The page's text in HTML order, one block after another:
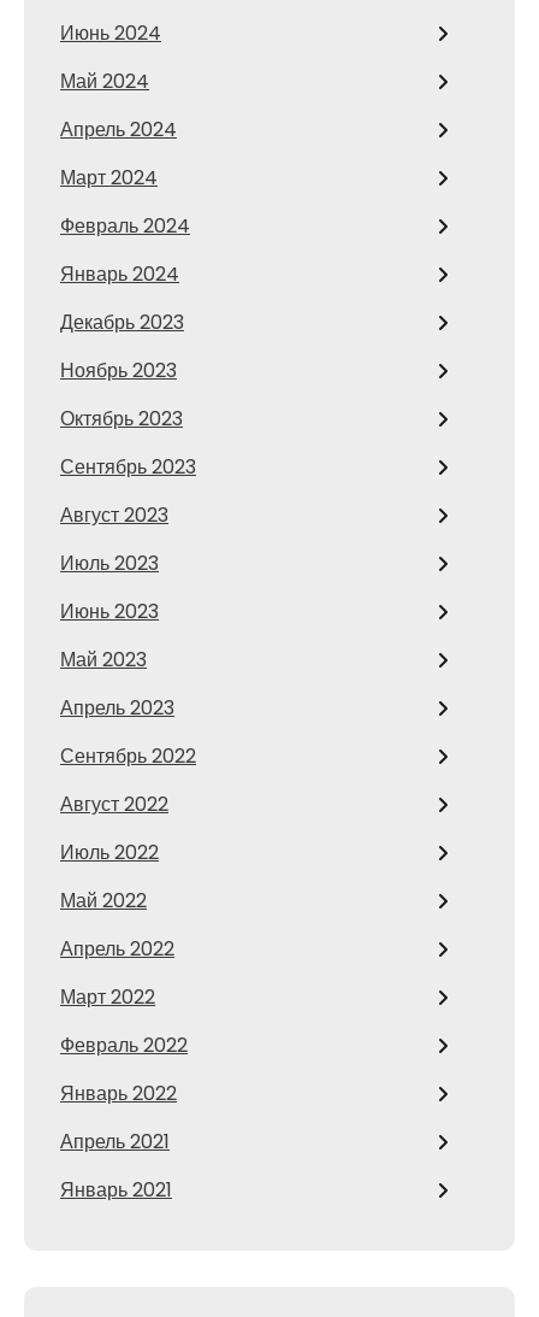
Июнь 2024
Май 2024
Апрель 2024
Март 2024
Февраль 2024
Январь 2024
Декабрь 2023
Ноябрь 2023
Октябрь 2023
Сентябрь 2023
Август 2023
Июль 2023
Июнь 2023
Май 2023
Апрель 2023
Сентябрь 2022
Август 2022
Июль 2022
Май 2022
Апрель 2022
Март 2022
Февраль 2022
Январь 2022
Апрель 2021
Январь 2021